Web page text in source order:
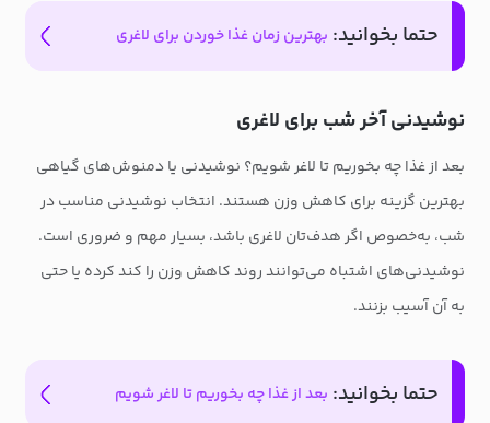
حتما بخوانید: بهترین زمان غذا خوردن برای لاغری
نوشیدنی آخر شب برای لاغری
بعد از غذا چه بخوریم تا لاغر شویم؟ نوشیدنی یا دمنوش‌های گیاهی
بهترین گزینه برای کاهش وزن هستند. انتخاب نوشیدنی مناسب در
شب، به‌خصوص اگر هدف‌تان لاغری باشد، بسیار مهم و ضروری است.
نوشیدنی‌های اشتباه می‌توانند روند کاهش وزن را کند کرده یا حتی
به آن آسیب بزنند.
حتما بخوانید: بعد از غذا چه بخوریم تا لاغر شویم